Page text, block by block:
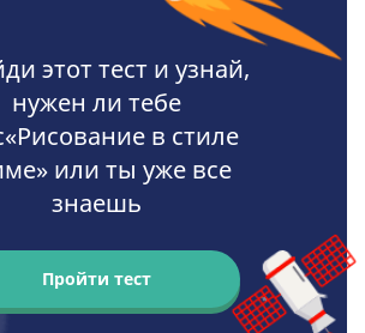
этот тест и узнай,
нужен ли тебе
в стиле
или ты уже все
знаешь
Пройти тест